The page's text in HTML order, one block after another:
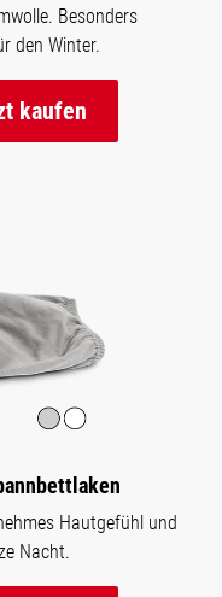
Besonders
den Winter.
kaufen
Hautgefühl und
Nacht.